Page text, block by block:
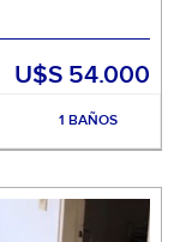
U$S 54.000
1 BAÑOS